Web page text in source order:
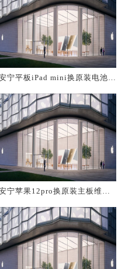
宁平板iPad mini换原装电池维
宁苹果12pro换原装主板维修